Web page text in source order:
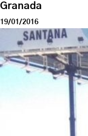
Granada
19/01/2016